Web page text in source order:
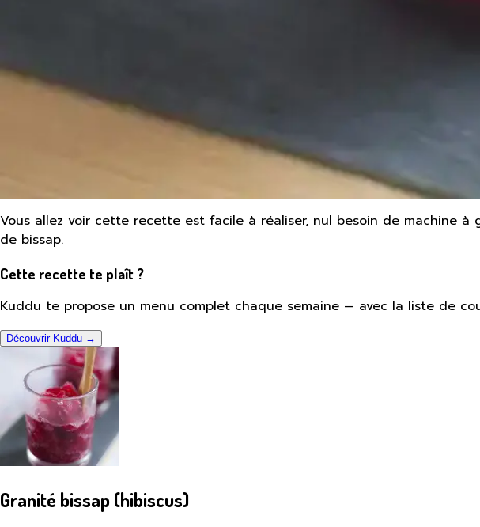
Vous allez voir cette recette est facile à réaliser, nul besoin de machine
de bissap.
Cette recette te plaît ?
Kuddu te propose un menu complet chaque semaine — avec la liste de
Découvrir Kuddu →
Granité bissap (hibiscus)